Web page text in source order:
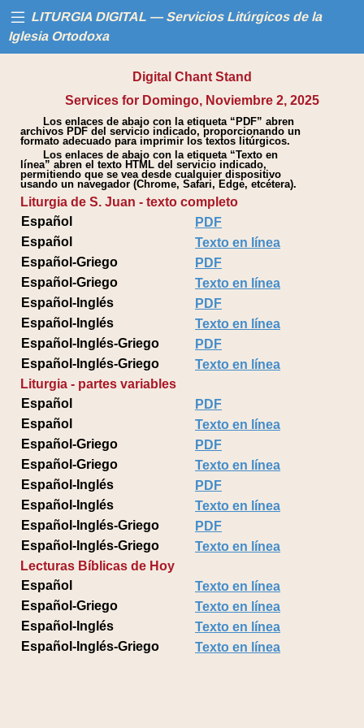
LITURGIA DIGITAL — Servicios Litúrgicos de la
Iglesia Ortodoxa
Libros
Calendario
Ayuda
Digital Chant Stand
Services for Domingo, Noviembre 2, 2025
Los enlaces de abajo con la etiqueta “PDF” abren
archivos PDF del servicio indicado, proporcionando un
formato adecuado para imprimir los textos litúrgicos.
Los enlaces de abajo con la etiqueta “Texto en
línea” abren el texto HTML del servicio indicado,
permitiendo que se vea desde cualquier dispositivo
usando un navegador (Chrome, Safari, Edge, etcétera).
Liturgia de S. Juan - texto completo
Español
PDF
Español
Texto en línea
Español-Griego
PDF
Español-Griego
Texto en línea
Español-Inglés
PDF
Español-Inglés
Texto en línea
Español-Inglés-Griego
PDF
Español-Inglés-Griego
Texto en línea
Liturgia - partes variables
Español
PDF
Español
Texto en línea
Español-Griego
PDF
Español-Griego
Texto en línea
Español-Inglés
PDF
Español-Inglés
Texto en línea
Español-Inglés-Griego
PDF
Español-Inglés-Griego
Texto en línea
Lecturas Bíblicas de Hoy
Español
Texto en línea
Español-Griego
Texto en línea
Español-Inglés
Texto en línea
Español-Inglés-Griego
Texto en línea